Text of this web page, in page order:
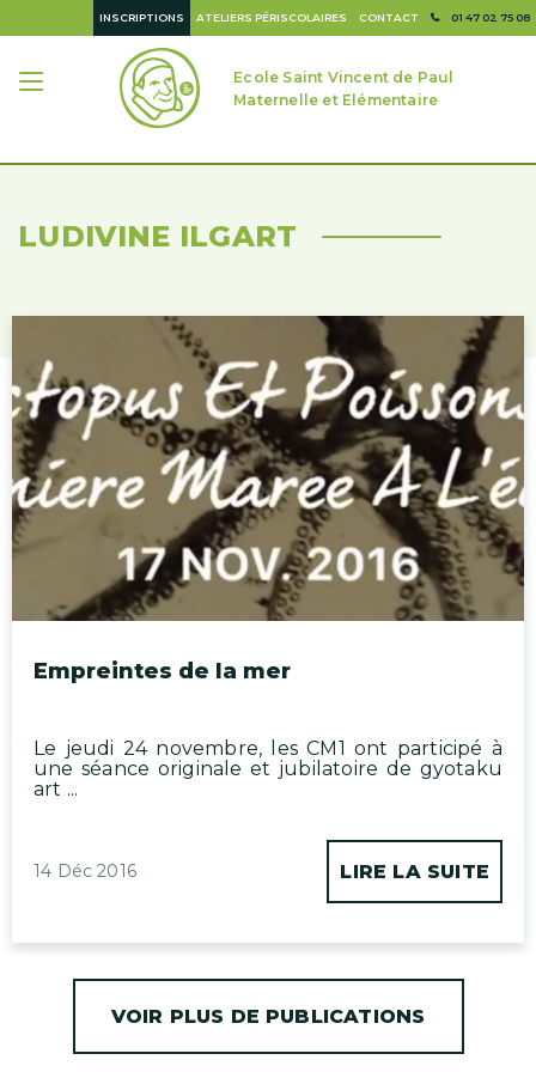
01 47 02 75 08
CONTACT
ATELIERS PÉRISCOLAIRES
INSCRIPTIONS
Ecole Saint Vincent de Paul
Maternelle et Elémentaire
LUDIVINE ILGART
Empreintes de la mer
Le jeudi 24 novembre, les CM1 ont participé à
une séance originale et jubilatoire de gyotaku
art ...
14 Déc 2016 LIRE LA SUITE
VOIR PLUS DE PUBLICATIONS